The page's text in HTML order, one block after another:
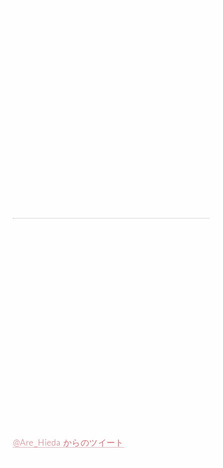
@Are_Hieda からのツイート